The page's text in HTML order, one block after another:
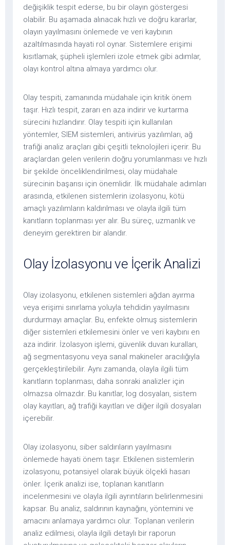
değişiklik tespit ederse, bu bir olayın göstergesi
olabilir. Bu aşamada alınacak hızlı ve doğru kararlar,
olayın yayılmasını önlemede ve veri kaybının
azaltılmasında hayati rol oynar. Sistemlere erişimi
kısıtlamak, şüpheli işlemleri izole etmek gibi adımlar,
olayı kontrol altına almaya yardımcı olur.
Olay tespiti, zamanında müdahale için kritik önem
taşır. Hızlı tespit, zararı en aza indirir ve kurtarma
sürecini hızlandırır. Olay tespiti için kullanılan
yöntemler, SIEM sistemleri, antivirüs yazılımları, ağ
trafiği analiz araçları gibi çeşitli teknolojileri içerir. Bu
araçlardan gelen verilerin doğru yorumlanması ve hızlı
bir şekilde önceliklendirilmesi, olay müdahale
sürecinin başarısı için önemlidir. İlk müdahale adımları
arasında, etkilenen sistemlerin izolasyonu, kötü
amaçlı yazılımların kaldırılması ve olayla ilgili tüm
kanıtların toplanması yer alır. Bu süreç, uzmanlık ve
deneyim gerektiren bir alandır.
Olay İzolasyonu ve İçerik Analizi
Olay izolasyonu, etkilenen sistemleri ağdan ayırma
veya erişimi sınırlama yoluyla tehdidin yayılmasını
durdurmayı amaçlar. Bu, enfekte olmuş sistemlerin
diğer sistemleri etkilemesini önler ve veri kaybını en
aza indirir. İzolasyon işlemi, güvenlik duvarı kuralları,
ağ segmentasyonu veya sanal makineler aracılığıyla
gerçekleştirilebilir. Aynı zamanda, olayla ilgili tüm
kanıtların toplanması, daha sonraki analizler için
olmazsa olmazdır. Bu kanıtlar, log dosyaları, sistem
olay kayıtları, ağ trafiği kayıtları ve diğer ilgili dosyaları
içerebilir.
Olay izolasyonu, siber saldırıların yayılmasını
önlemede hayati önem taşır. Etkilenen sistemlerin
izolasyonu, potansiyel olarak büyük ölçekli hasarı
önler. İçerik analizi ise, toplanan kanıtların
incelenmesini ve olayla ilgili ayrıntıların belirlenmesini
kapsar. Bu analiz, saldırının kaynağını, yöntemini ve
amacını anlamaya yardımcı olur. Toplanan verilerin
analiz edilmesi, olayla ilgili detaylı bir raporun